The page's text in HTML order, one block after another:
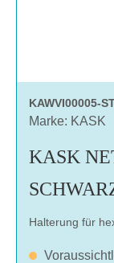
KAWVI00005-
Marke: KASK
KASK
Halterung für